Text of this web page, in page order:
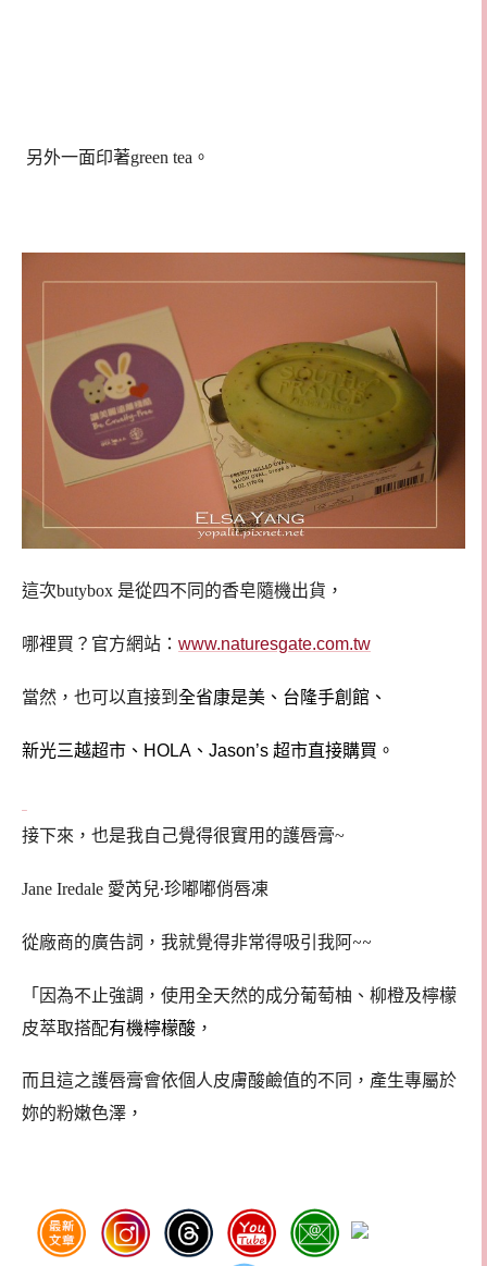
另外一面印著green tea。
這次butybox 是從四不同的香皂隨機出貨，
哪裡買？官方網站： www.naturesgate.com.tw
當然，也可以直接到 全省康是美、台隆手創館、
新光三越超市、 HOLA 、 Jason’s 超市直接購買。
接下來，也是我自己覺得很實用的護唇膏~
Jane Iredale 愛芮兒‧珍嘟嘟俏唇凍
從廠商的廣告詞，我就覺得非常得吸引我阿~~
「因為不止強調，使用全天然的成分葡萄柚、柳橙及檸檬
皮萃取搭配有機檸檬酸 ，
而且這之護唇膏會依個人皮膚酸鹼值的不同，產生專屬於
妳的粉嫩色澤，